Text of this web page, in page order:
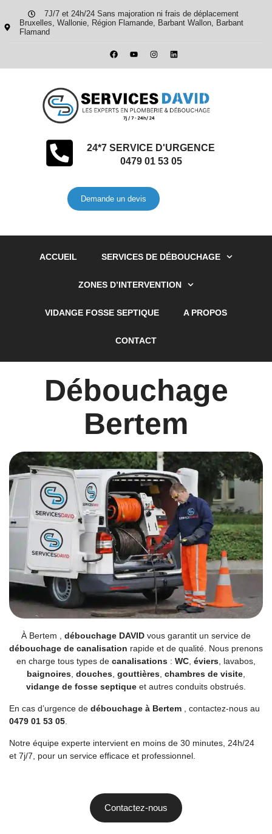
7J/7 et 24h/24 Sans majoration ni frais de déplacement
Bruxelles, Wallonie, Région Flamande, Barbant Wallon, Barbant
Flamand
24*7 SERVICE D'URGENCE
0479 01 53 05
Demande un devis
ACCUEIL SERVICES DE DÉBOUCHAGE
ZONES D’INTERVENTION
VIDANGE FOSSE SEPTIQUE A PROPOS
CONTACT
Débouchage
Bertem
À Bertem , débouchage DAVID vous garantit un service de
débouchage de canalisation rapide et de qualité. Nous prenons
en charge tous types de canalisations : WC, éviers, lavabos,
baignoires, douches, gouttières, chambres de visite,
vidange de fosse septique et autres conduits obstrués.
En cas d’urgence de débouchage à Bertem , contactez-nous au
0479 01 53 05.
Notre équipe experte intervient en moins de 30 minutes, 24h/24
et 7j/7, pour un service efficace et professionnel.
Contactez-nous